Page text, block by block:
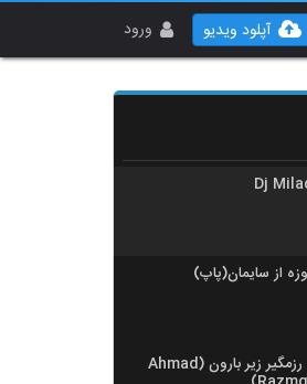
ورود آپلود ویدیو
دوست دارم این هوارو
Dj
از سایمان(پاپ)
دانلود آهنگ احمد رزمگیر زیر بارون (Ahmad